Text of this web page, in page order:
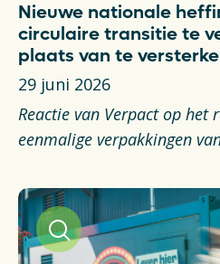
Nieuwe nationale
circulaire transitie te
plaats van te
29 juni 2026
Reactie van Verpact op het
eenmalige verpakkingen